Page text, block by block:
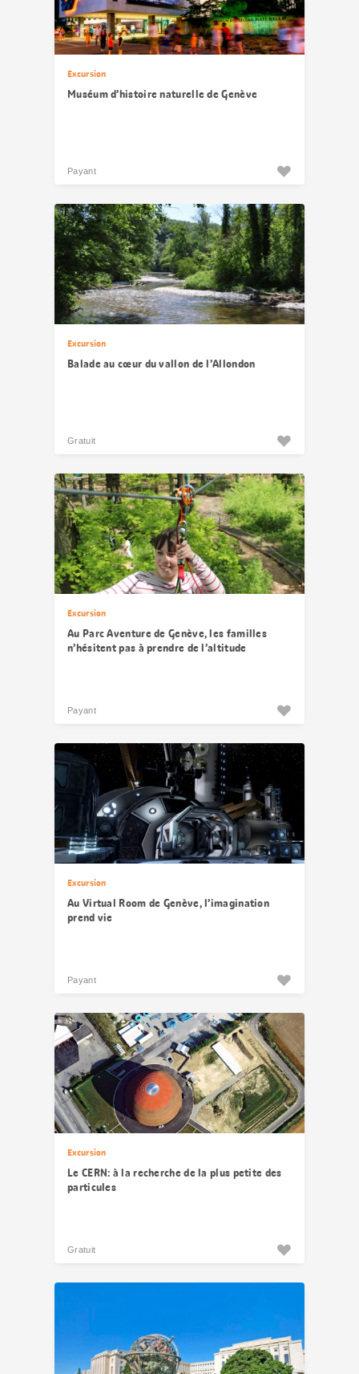
Excursion
Muséum d’histoire naturelle de Genève
Payant
Excursion
Balade au cœur du vallon de l’Allondon
Gratuit
Excursion
Au Parc Aventure de Genève, les familles
n’hésitent pas à prendre de l’altitude
Payant
Excursion
Au Virtual Room de Genève, l’imagination
prend vie
Payant
Excursion
Le CERN: à la recherche de la plus petite des
particules
Gratuit